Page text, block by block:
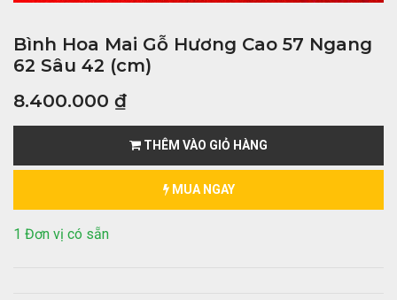
Bình Hoa Mai Gỗ Hương Cao 57 Ngang
62 Sâu 42 (cm)
8.400.000 ₫
THÊM VÀO GIỎ HÀNG
MUA NGAY
1 Đơn vị có sẵn